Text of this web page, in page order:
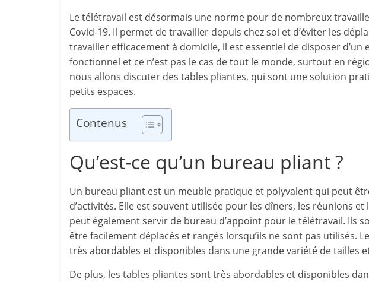
Le télétravail est désormais une norme pour de nombreux
Covid-19. Il permet de travailler depuis chez soi et d’éviter les
travailler efficacement à domicile, il est essentiel de disposer
fonctionnel et ce n’est pas le cas de tout le monde, surtout en
nous allons discuter des tables pliantes, qui sont une solution
petits espaces.
Contenus
Qu’est-ce qu’un bureau pliant ?
Un bureau pliant est un meuble pratique et polyvalent qui peut
d’activités. Elle est souvent utilisée pour les dîners, les réunions
peut également servir de bureau d’appoint pour le télétravail. Ils
être facilement déplacés et rangés lorsqu’ils ne sont pas utilisés.
très abordables et disponibles dans une grande variété de tailles
De plus, les tables pliantes sont très abordables et disponibles